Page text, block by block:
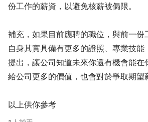
份工作的薪資，以避免核薪被侷限。
補充，如果目前應聘的職位，與前一份
自身其實具備有更多的證照、專業技能
提出，讓公司知道未來你還有機會能在
給公司更多的價值，也會對於爭取期望
以上供你參考